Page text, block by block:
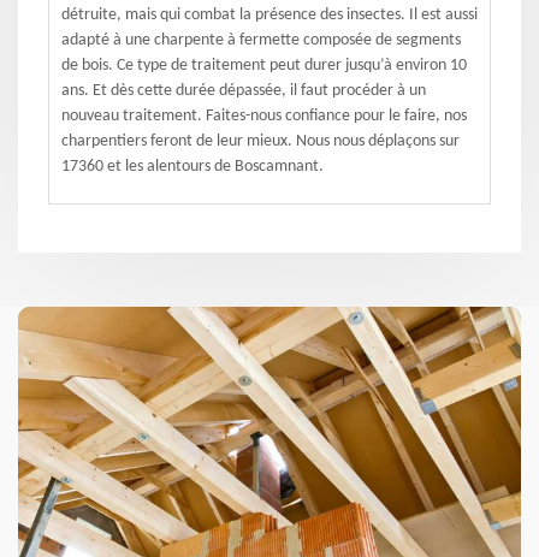
détruite, mais qui combat la présence des insectes. Il est aussi
adapté à une charpente à fermette composée de segments
de bois. Ce type de traitement peut durer jusqu’à environ 10
ans. Et dès cette durée dépassée, il faut procéder à un
nouveau traitement. Faites-nous confiance pour le faire, nos
charpentiers feront de leur mieux. Nous nous déplaçons sur
17360 et les alentours de Boscamnant.